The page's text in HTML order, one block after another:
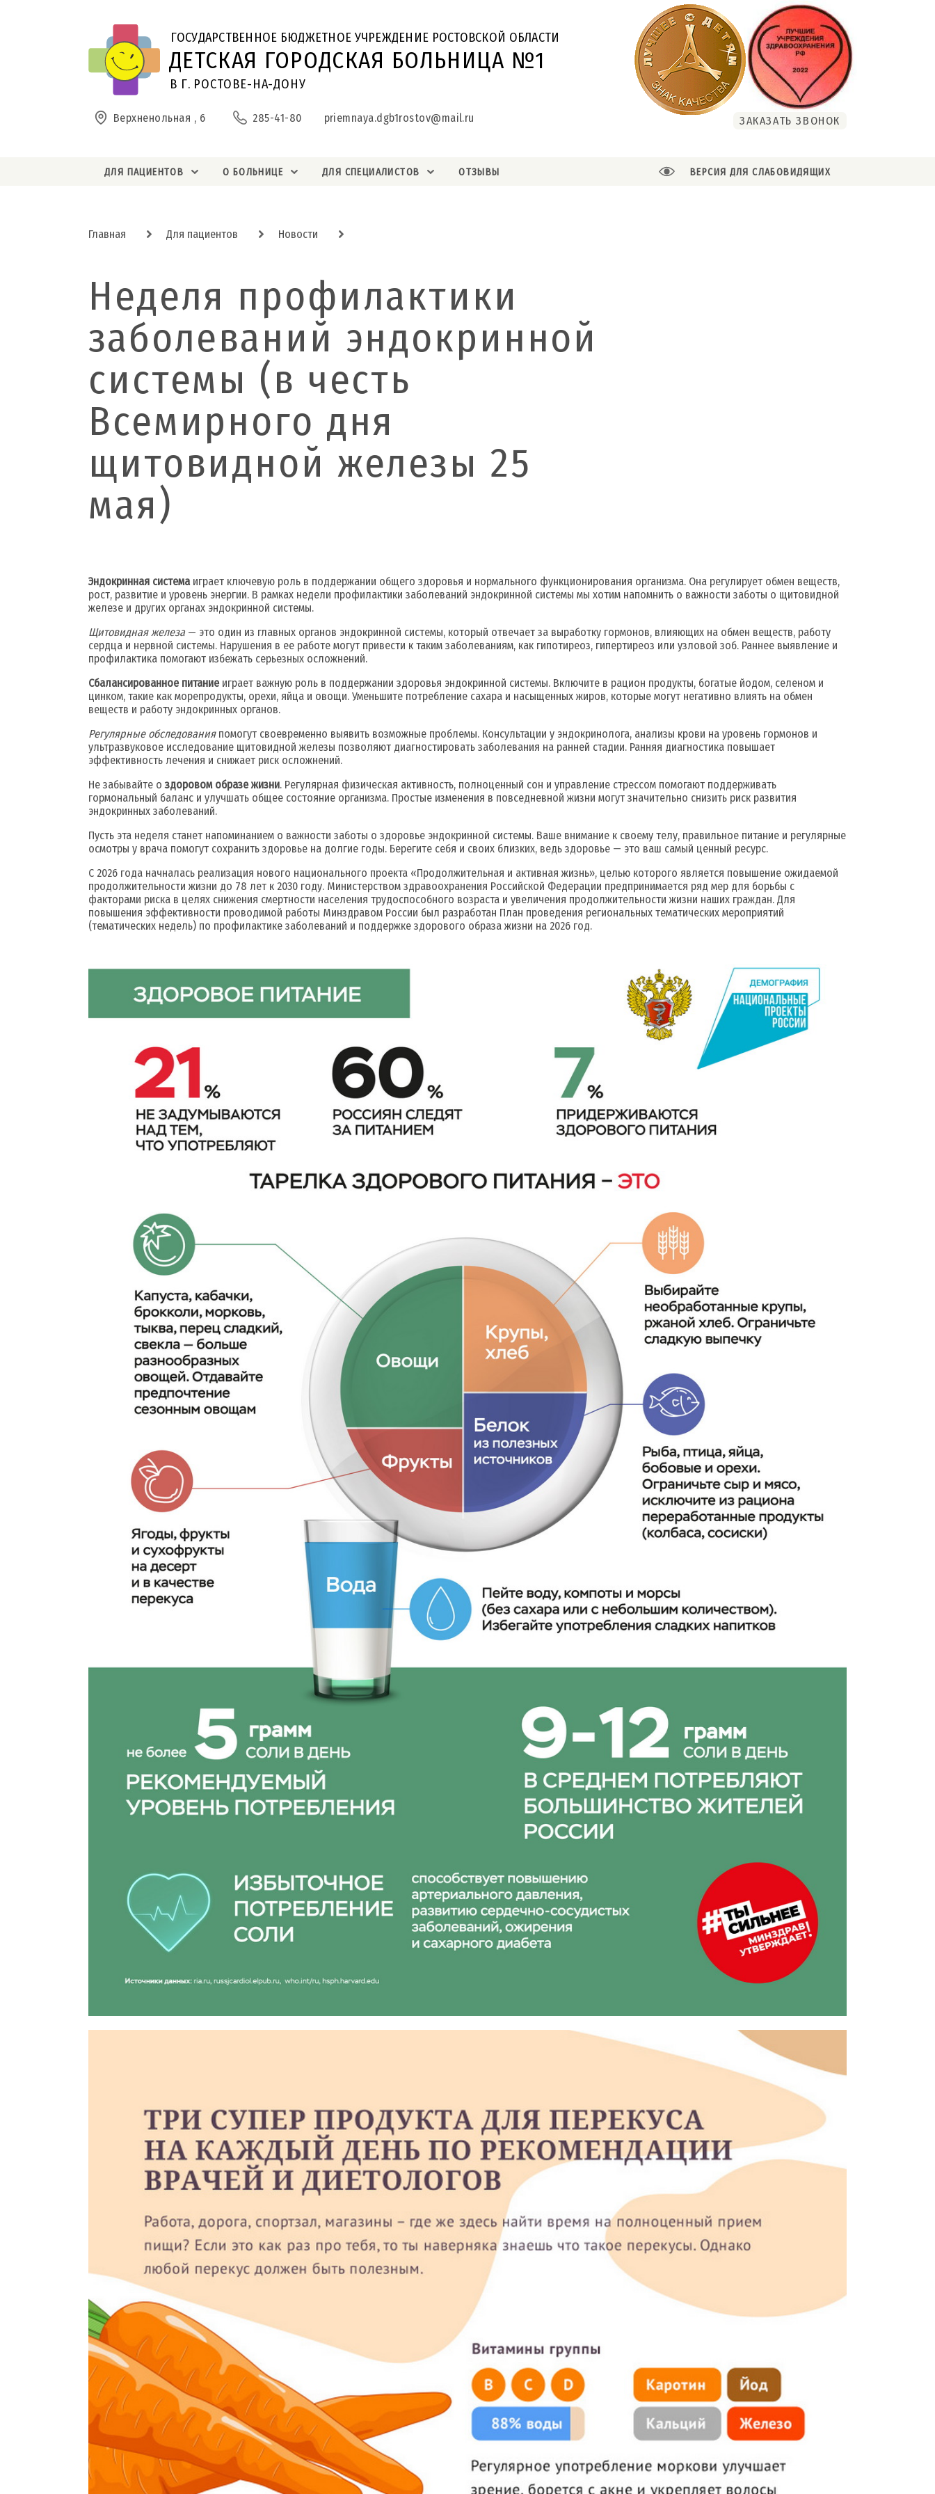
ДЕТСКАЯ ГОРОДСКАЯ БОЛЬНИЦА №1
В Г. РОСТОВЕ-НА-ДОНУ
ГОСУДАРСТВЕННОЕ БЮДЖЕТНОЕ УЧРЕЖДЕНИЕ РОСТОВСКОЙ ОБЛАСТИ
ЗАКАЗАТЬ ЗВОНОК
Верхненольная , 6 285-41-80 priemnaya.dgb1rostov@mail.ru
ДЛЯ ПАЦИЕНТОВ О БОЛЬНИЦЕ ДЛЯ СПЕЦИАЛИСТОВ ОТЗЫВЫ ВЕРСИЯ ДЛЯ СЛАБОВИДЯЩИХ
Главная Для пациентов Новости
Неделя профилактики
заболеваний эндокринной
системы (в честь
Всемирного дня
щитовидной железы 25
мая)
Эндокринная системаиграет ключевую роль в поддержании общего здоровья и нормального функционирования организма. Она регулирует обмен веществ,
рост, развитие и уровень энергии. В рамках недели профилактики заболеваний эндокринной системы мы хотим напомнить о важности заботы о щитовидной
железе и других органах эндокринной системы.
Щитовидная железа — это один из главных органов эндокринной системы, который отвечает за выработку гормонов, влияющих на обмен веществ, работу
сердца и нервной системы. Нарушения в ее работе могут привести к таким заболеваниям, как гипотиреоз, гипертиреоз или узловой зоб. Раннее выявление и
профилактика помогают избежать серьезных осложнений.
Сбалансированное питаниеиграет важную роль в поддержании здоровья эндокринной системы. Включите в рацион продукты, богатые йодом, селеном и
цинком, такие как морепродукты, орехи, яйца и овощи. Уменьшите потребление сахара и насыщенных жиров, которые могут негативно влиять на обмен
веществ и работу эндокринных органов.
Регулярные обследованияпомогут своевременно выявить возможные проблемы. Консультации у эндокринолога, анализы крови на уровень гормонов и
ультразвуковое исследование щитовидной железы позволяют диагностировать заболевания на ранней стадии. Ранняя диагностика повышает
эффективность лечения и снижает риск осложнений.
Не забывайте оздоровом образе жизни. Регулярная физическая активность, полноценный сон и управление стрессом помогают поддерживать
гормональный баланс и улучшать общее состояние организма. Простые изменения в повседневной жизни могут значительно снизить риск развития
эндокринных заболеваний.
Пусть эта неделя станет напоминанием о важности заботы о здоровье эндокринной системы. Ваше внимание к своему телу, правильное питание и регулярные
осмотры у врача помогут сохранить здоровье на долгие годы. Берегите себя и своих близких, ведь здоровье — это ваш самый ценный ресурс.
С 2026 года начналась реализация нового национального проекта «Продолжительная и активная жизнь», целью которого является повышение ожидаемой
продолжительности жизни до 78 лет к 2030 году. Министерством здравоохранения Российской Федерации предпринимается ряд мер для борьбы с
факторами риска в целях снижения смертности населения трудоспособного возраста и увеличения продолжительности жизни наших граждан. Для
повышения эффективности проводимой работы Минздравом России был разработан План проведения региональных тематических мероприятий
(тематических недель) по профилактике заболеваний и поддержке здорового образа жизни на 2026 год.